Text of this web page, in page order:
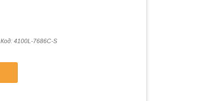
Код: 4100L-7686C-S